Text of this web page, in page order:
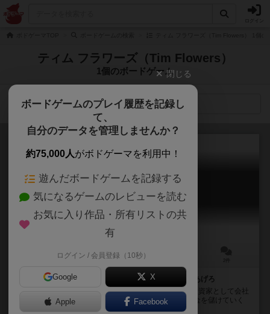
ティム フラワーズ（Tim Flowers）
1個のボードゲーム
検索メニュー
1817
1817
360～540分
アメリカの鉄道を開拓して、投資家としてお金を稼ぎあげろ
1817とのタイトル通り、1817年のアメリカの鉄道を投資家として会社
を起業し線路を敷設し、会社を育て、株価を上げ、お金を儲けていく
ゲームとなっております。 経済ゲーム...
閉じる
ボードゲームのプレイ履歴を記録し
て、
自分のデータを管理しませんか？
約75,000人がボドゲーマを利用中！
遊んだボードゲームを記録する
気になるゲームのレビューを読む
お気に入り作品・所有リストの共
有
ログイン / 会員登録（10秒）
Google X
Apple Facebook